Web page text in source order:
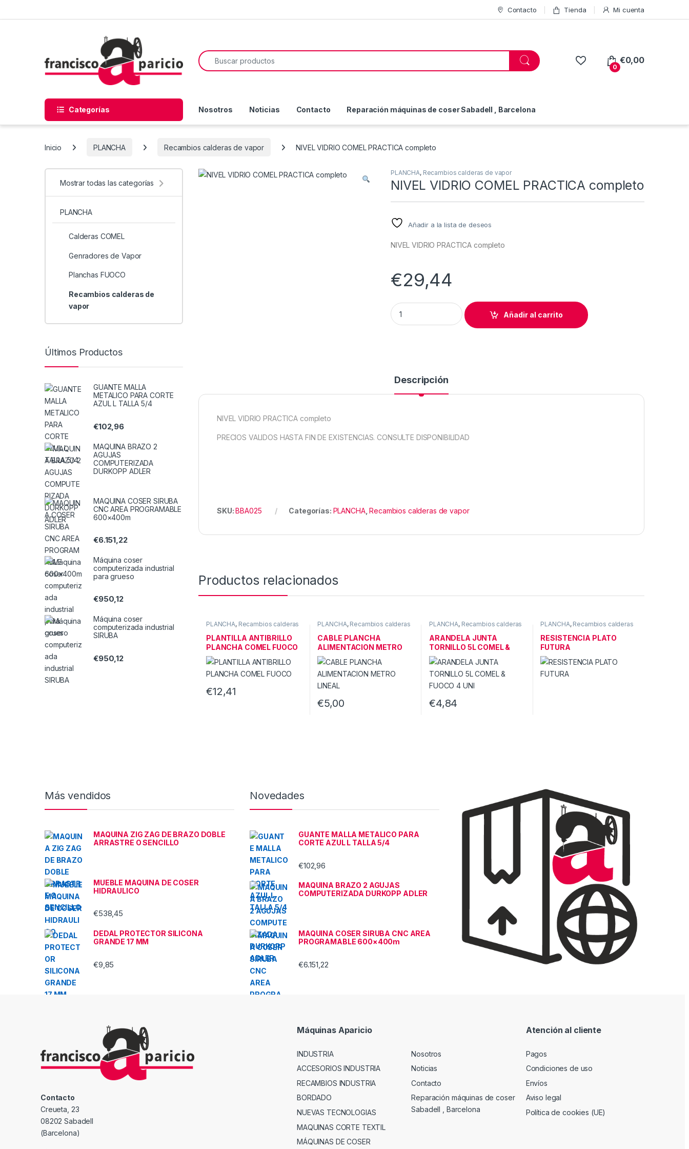
Contacto Tienda Mi cuenta
Search for:
0
€0,00
Categorías Nosotros Noticias Contacto Reparación máquinas de coser Sabadell , Barcelona
Inicio PLANCHA Recambios calderas de vapor NIVEL VIDRIO COMEL PRACTICA completo
PLANCHA, Recambios calderas de vapor
NIVEL VIDRIO COMEL PRACTICA completo
Añadir a la lista de deseos
NIVEL VIDRIO PRACTICA completo
€29,44
NIVEL VIDRIO COMEL PRACTICA completo quantity
Añadir al carrito
Descripción
NIVEL VIDRIO PRACTICA completo
PRECIOS VALIDOS HASTA FIN DE EXISTENCIAS. CONSULTE DISPONIBILIDAD
SKU:BBA025 Categorías: PLANCHA,Recambios calderas de vapor
Productos relacionados
PLANCHA, Recambios calderas
PLANTILLA ANTIBRILLO
PLANCHA COMEL FUOCO
€12,41
PLANCHA, Recambios calderas
CABLE PLANCHA
ALIMENTACION METRO
LINEAL
€5,00
PLANCHA, Recambios calderas
ARANDELA JUNTA
TORNILLO 5L COMEL &
FUOCO 4 UNI
€4,84
PLANCHA, Recambios calderas
RESISTENCIA PLATO
FUTURA
Mostrar todas las categorías
PLANCHA
Calderas COMEL
Genradores de Vapor
Planchas FUOCO
Recambios calderas de
vapor
Últimos Productos
GUANTE MALLA
METALICO PARA CORTE
AZUL L TALLA 5/4
€102,96
MAQUINA BRAZO 2
AGUJAS
COMPUTERIZADA
DURKOPP ADLER
MAQUINA COSER SIRUBA
CNC AREA PROGRAMABLE
600×400m
€6.151,22
Máquina coser
computerizada industrial
para grueso
€950,12
Máquina coser
computerizada industrial
SIRUBA
€950,12
Más vendidos
MAQUINA ZIG ZAG DE BRAZO DOBLE
ARRASTRE O SENCILLO
MUEBLE MAQUINA DE COSER
HIDRAULICO
€538,45
DEDAL PROTECTOR SILICONA
GRANDE 17 MM
€9,85
Novedades
GUANTE MALLA METALICO PARA
CORTE AZUL L TALLA 5/4
€102,96
MAQUINA BRAZO 2 AGUJAS
COMPUTERIZADA DURKOPP ADLER
MAQUINA COSER SIRUBA CNC AREA
PROGRAMABLE 600×400m
€6.151,22
Contacto
Creueta, 23
08202 Sabadell
(Barcelona)
Máquinas Aparicio
INDUSTRIA
ACCESORIOS INDUSTRIA
RECAMBIOS INDUSTRIA
BORDADO
NUEVAS TECNOLOGIAS
MAQUINAS CORTE TEXTIL
MÁQUINAS DE COSER
Nosotros
Noticias
Contacto
Reparación máquinas de coser
Sabadell , Barcelona
Atención al cliente
Pagos
Condiciones de uso
Envíos
Aviso legal
Política de cookies (UE)